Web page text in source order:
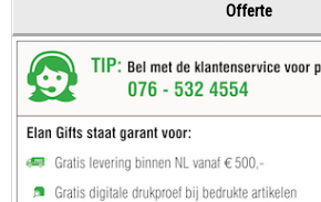
Offerte